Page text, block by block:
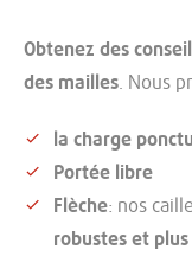
Obtenez des
des mailles. Nous
la charge
Portée libre
Flèche: nos
robustes et plus